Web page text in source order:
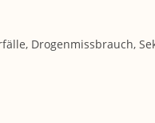
Drogenmissbrauch,